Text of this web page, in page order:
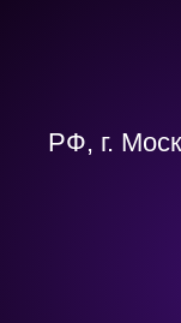
РФ, г.